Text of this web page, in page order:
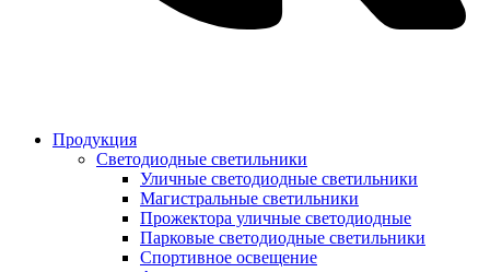
Продукция
Светодиодные светильники
Уличные светодиодные светильники
Магистральные светильники
Прожектора уличные светодиодные
Парковые светодиодные светильники
Спортивное освещение